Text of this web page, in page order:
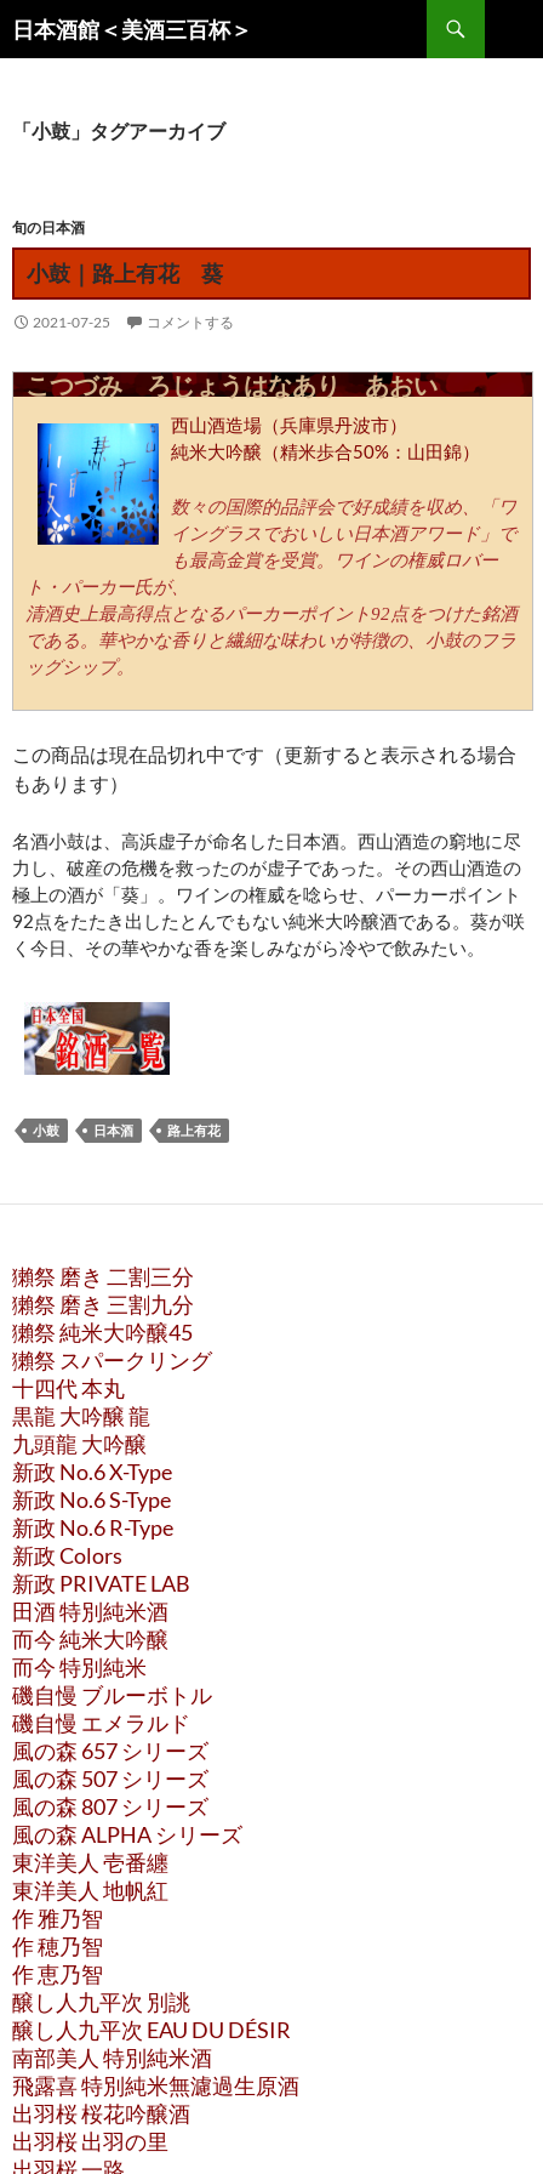
ン
キ
ッ
日本酒館＜美酒三百杯＞
索
「小鼓」タグアーカイブ
旬の日本酒
小鼓｜路上有花 葵
2021-07-25 コメントする
こつづみ ろじょうはなあり あおい
西山酒造場（兵庫県丹波市）
純米大吟醸（精米歩合50%：山田錦）
数々の国際的品評会で好成績を収め、「ワ
イングラスでおいしい日本酒アワード」で
も最高金賞を受賞。ワインの権威ロバー
ト・パーカー氏が、
清酒史上最高得点となるパーカーポイント92点をつけた銘酒
である。華やかな香りと繊細な味わいが特徴の、小鼓のフラ
ッグシップ。
この商品は現在品切れ中です（更新すると表示される場合
もあります）
名酒小鼓は、高浜虚子が命名した日本酒。西山酒造の窮地に尽
力し、破産の危機を救ったのが虚子であった。その西山酒造の
極上の酒が「葵」。ワインの権威を唸らせ、パーカーポイント
92点をたたき出したとんでもない純米大吟醸酒である。葵が咲
く今日、その華やかな香を楽しみながら冷やで飲みたい。
小鼓 日本酒 路上有花
獺祭 磨き 二割三分
獺祭 磨き 三割九分
獺祭 純米大吟醸45
獺祭 スパークリング
十四代 本丸
黒龍 大吟醸 龍
九頭龍 大吟醸
新政 No.6 X-Type
新政 No.6 S-Type
新政 No.6 R-Type
新政 Colors
新政 PRIVATE LAB
田酒 特別純米酒
而今 純米大吟醸
而今 特別純米
磯自慢 ブルーボトル
磯自慢 エメラルド
風の森 657 シリーズ
風の森 507 シリーズ
風の森 807 シリーズ
風の森 ALPHA シリーズ
東洋美人 壱番纏
東洋美人 地帆紅
作 雅乃智
作 穂乃智
作 恵乃智
醸し人九平次 別誂
醸し人九平次 EAU DU DÉSIR
南部美人 特別純米酒
飛露喜 特別純米無濾過生原酒
出羽桜 桜花吟醸酒
出羽桜 出羽の里